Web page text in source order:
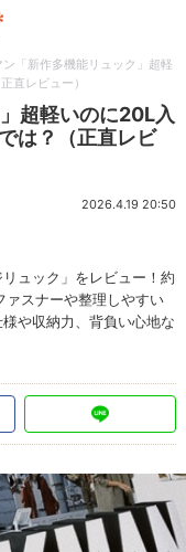
ン「新作多機能リュック」超軽
直レビュー）
超軽いのに20L入
は？（正直レビ
2026.4.19 20:50
ュック」をレビュー！約
スナーや整理しやすい
や収納力、背負い心地な